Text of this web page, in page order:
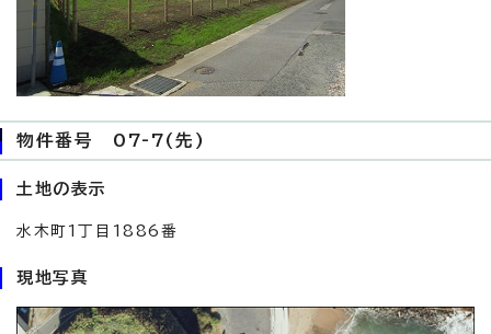
物件番号 07-7(先)
土地の表示
水木町1丁目1886番
現地写真